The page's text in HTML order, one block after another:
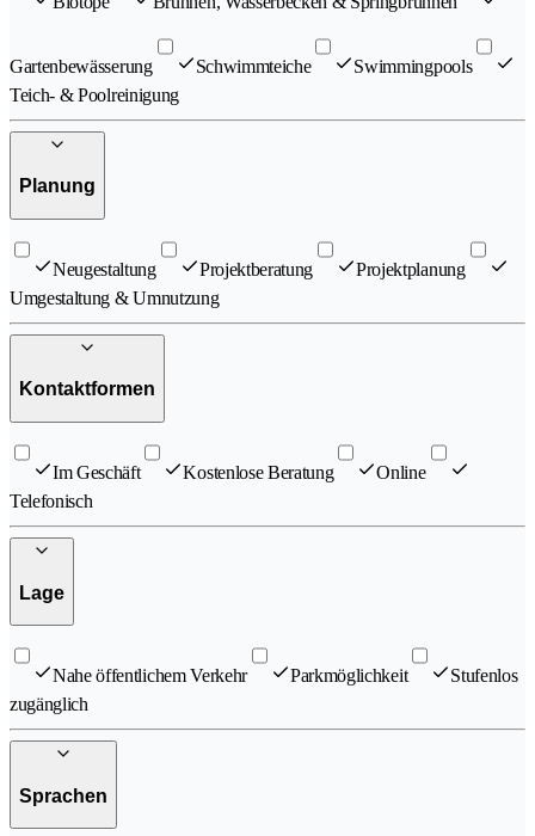
Gartenbewässerung Schwimmteiche
Swimmingpools
Teich- & Poolreinigung
Planung
Neugestaltung Projektberatung
Projektplanung
Umgestaltung & Umnutzung
Kontaktformen
Im Geschäft Kostenlose Beratung
Online
Telefonisch
Lage
Nahe öffentlichem Verkehr Parkmöglichkeit
Stufenlos
zugänglich
Sprachen